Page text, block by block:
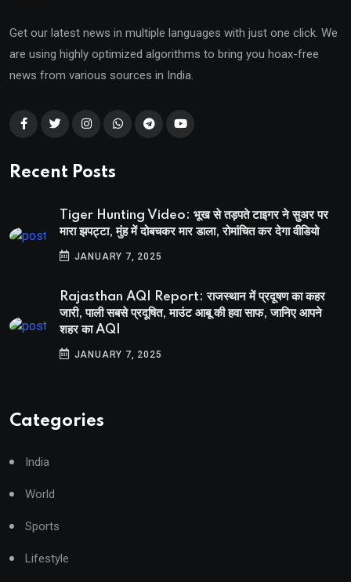
Get our latest news in multiple languages with just one click. We
are using highly optimized algorithms to bring you hoax-free
news from various sources in India.
Recent Posts
Tiger Hunting Video: भूख से तड़पते टाइगर ने सुअर पर
मारा झपट्टा, मुंह में दोबचकर मार डाला, रोमांचित कर देगा वीडियो
JANUARY 7, 2025
Rajasthan AQI Report: राजस्थान में प्रदूषण का कहर
जारी, पाली सबसे प्रदूषित, माउंट आबू की हवा साफ, जानिए आपने
शहर का AQI
JANUARY 7, 2025
Categories
India
World
Sports
Lifestyle